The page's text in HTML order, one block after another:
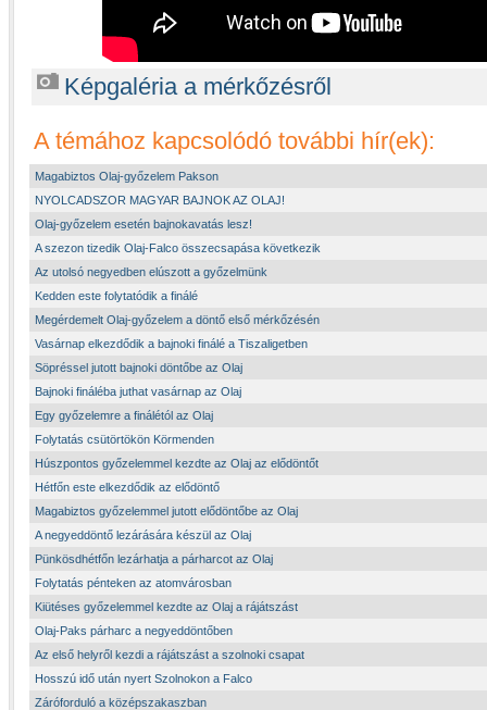
Képgaléria a mérkőzésről
A témához kapcsolódó további hír(ek):
Magabiztos Olaj-győzelem Pakson
NYOLCADSZOR MAGYAR BAJNOK AZ OLAJ!
Olaj-győzelem esetén bajnokavatás lesz!
A szezon tizedik Olaj-Falco összecsapása következik
Az utolsó negyedben elúszott a győzelmünk
Kedden este folytatódik a finálé
Megérdemelt Olaj-győzelem a döntő első mérkőzésén
Vasárnap elkezdődik a bajnoki finálé a Tiszaligetben
Söpréssel jutott bajnoki döntőbe az Olaj
Bajnoki fináléba juthat vasárnap az Olaj
Egy győzelemre a finálétól az Olaj
Folytatás csütörtökön Körmenden
Húszpontos győzelemmel kezdte az Olaj az elődöntőt
Hétfőn este elkezdődik az elődöntő
Magabiztos győzelemmel jutott elődöntőbe az Olaj
A negyeddöntő lezárására készül az Olaj
Pünkösdhétfőn lezárhatja a párharcot az Olaj
Folytatás pénteken az atomvárosban
Kiütéses győzelemmel kezdte az Olaj a rájátszást
Olaj-Paks párharc a negyeddöntőben
Az első helyről kezdi a rájátszást a szolnoki csapat
Hosszú idő után nyert Szolnokon a Falco
Záróforduló a középszakaszban